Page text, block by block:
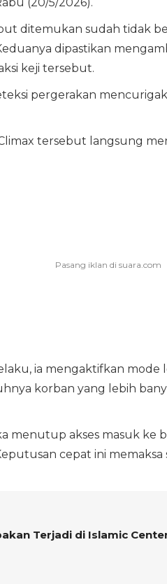
ditemukan sudah tidak
dipastikan
keji tersebut.
pergerakan
tersebut langsung
ia mengaktifkan mode
korban yang lebih
menutup akses masuk ke
cepat ini
Terjadi di Islamic